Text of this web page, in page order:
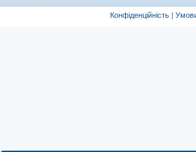
Конфіденційність |